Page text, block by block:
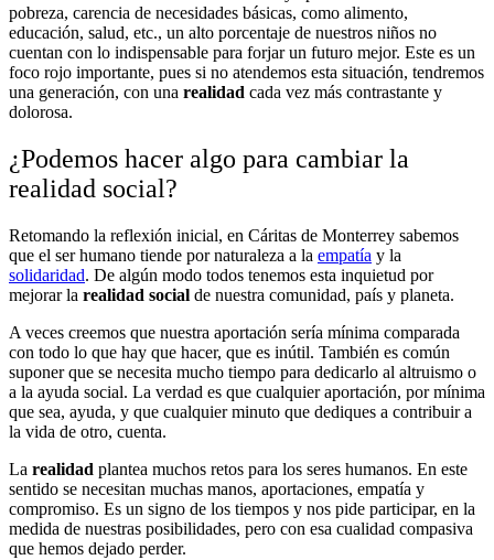
pobreza, carencia de necesidades básicas, como alimento,
educación, salud, etc., un alto porcentaje de nuestros niños no
cuentan con lo indispensable para forjar un futuro mejor. Este es un
foco rojo importante, pues si no atendemos esta situación, tendremos
una generación, con una realidad cada vez más contrastante y
dolorosa.
¿Podemos hacer algo para cambiar la
realidad social?
Retomando la reflexión inicial, en Cáritas de Monterrey sabemos
que el ser humano tiende por naturaleza a la empatía y la
solidaridad. De algún modo todos tenemos esta inquietud por
mejorar la realidad social de nuestra comunidad, país y planeta.
A veces creemos que nuestra aportación sería mínima comparada
con todo lo que hay que hacer, que es inútil. También es común
suponer que se necesita mucho tiempo para dedicarlo al altruismo o
a la ayuda social. La verdad es que cualquier aportación, por mínima
que sea, ayuda, y que cualquier minuto que dediques a contribuir a
la vida de otro, cuenta.
La realidad plantea muchos retos para los seres humanos. En este
sentido se necesitan muchas manos, aportaciones, empatía y
compromiso. Es un signo de los tiempos y nos pide participar, en la
medida de nuestras posibilidades, pero con esa cualidad compasiva
que hemos dejado perder.